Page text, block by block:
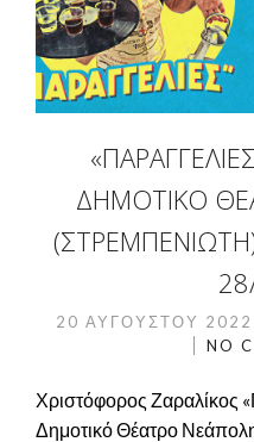
ΔΗΜΟΤΙΚΌ
20 ΑΥΓΟΎΣΤΟΥ 2022
NO
Χριστόφορος Ζαραλίκος
Δημοτικό Θέατρο